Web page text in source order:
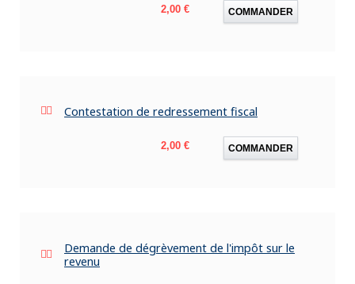
Prix
2,00 € COMMANDER
Contestation de redressement fiscal
Prix
2,00 € COMMANDER
Demande de dégrèvement de l'impôt sur le
revenu